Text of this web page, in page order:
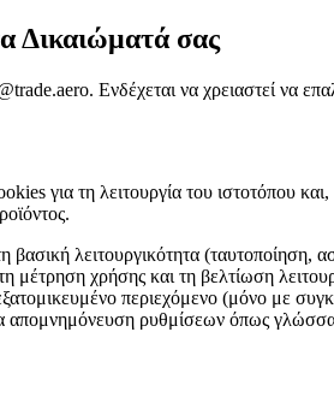
Δικαιώματά σας
Ενδέχεται να χρειαστεί να
για τη λειτουργία του ιστοτόπου
βασική λειτουργικότητα (ταυτοποίηση,
μέτρηση χρήσης και τη βελτίωση
περιεχόμενο (μόνο με
απομνημόνευση ρυθμίσεων όπως γλώσσα